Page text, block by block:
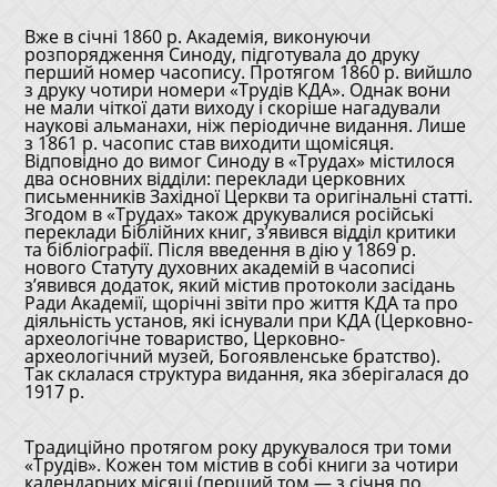
Вже в січні 1860 р. Академія, виконуючи
розпорядження Синоду, підготувала до друку
перший номер часопису. Протягом 1860 р. вийшло
з друку чотири номери «Трудів КДА». Однак вони
не мали чіткої дати виходу і скоріше нагадували
наукові альманахи, ніж періодичне видання. Лише
з 1861 р. часопис став виходити щомісяця.
Відповідно до вимог Синоду в «Трудах» містилося
два основних відділи: переклади церковних
письменників Західної Церкви та оригінальні статті.
Згодом в «Трудах» також друкувалися російські
переклади Біблійних книг, з’явився відділ критики
та бібліографії. Після введення в дію у 1869 р.
нового Статуту духовних академій в часописі
з’явився додаток, який містив протоколи засідань
Ради Академії, щорічні звіти про життя КДА та про
діяльність установ, які існували при КДА (Церковно-
археологічне товариство, Церковно-
археологічний музей, Богоявленське братство).
Так склалася структура видання, яка зберігалася до
1917 р.
Традиційно протягом року друкувалося три томи
«Трудів». Кожен том містив в собі книги за чотири